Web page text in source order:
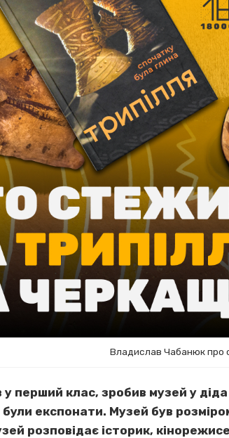
Владислав Чабанюк про
перший клас, зробив музей у
експонати. Музей був
розповідає історик,